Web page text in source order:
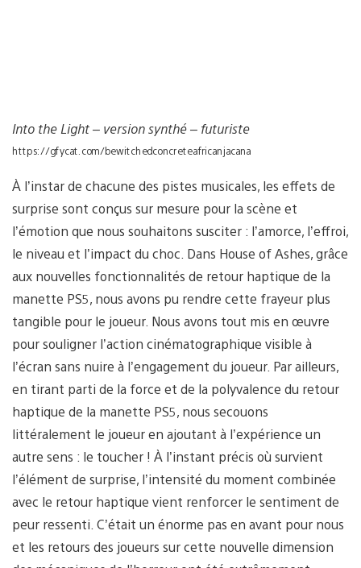
Into the Light – version synthé – futuriste
https://gfycat.com/bewitchedconcreteafricanjacana
À l’instar de chacune des pistes musicales, les effets de
surprise sont conçus sur mesure pour la scène et
l’émotion que nous souhaitons susciter : l’amorce, l’effroi,
le niveau et l’impact du choc. Dans House of Ashes, grâce
aux nouvelles fonctionnalités de retour haptique de la
manette PS5, nous avons pu rendre cette frayeur plus
tangible pour le joueur. Nous avons tout mis en œuvre
pour souligner l’action cinématographique visible à
l’écran sans nuire à l’engagement du joueur. Par ailleurs,
en tirant parti de la force et de la polyvalence du retour
haptique de la manette PS5, nous secouons
littéralement le joueur en ajoutant à l’expérience un
autre sens : le toucher ! À l’instant précis où survient
l’élément de surprise, l’intensité du moment combinée
avec le retour haptique vient renforcer le sentiment de
peur ressenti. C’était un énorme pas en avant pour nous
et les retours des joueurs sur cette nouvelle dimension